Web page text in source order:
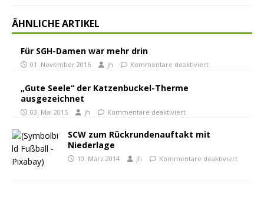
ÄHNLICHE ARTIKEL
Für SGH-Damen war mehr drin
01. November 2016 jh Kommentare deaktiviert
„Gute Seele“ der Katzenbuckel-Therme
ausgezeichnet
03. Mai 2015 jh Kommentare deaktiviert
SCW zum Rückrundenauftakt mit
Niederlage
10. März 2014 jh Kommentare deaktiviert